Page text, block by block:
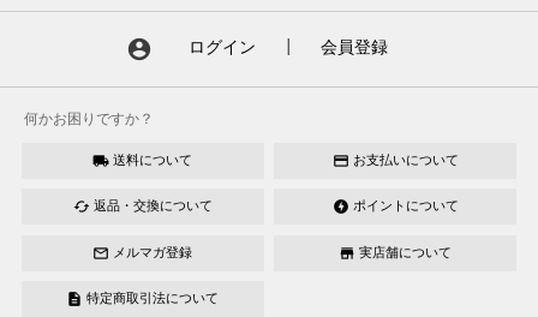
account_circle ログイン 会員登録
何かお困りですか？
local_shipping 送料について credit_card お支払いについて
cached 返品・交換について offline_bolt ポイントについて
mail_outline メルマガ登録 store 実店舗について
description 特定商取引法について